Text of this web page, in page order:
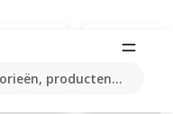
producten...
Heijn